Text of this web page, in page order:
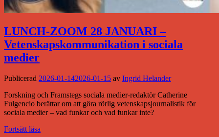
LUNCH-ZOOM 28 JANUARI –
Vetenskapskommunikation i sociala
medier
Publicerad 2026-01-142026-01-15 av Ingrid Helander
Forskning och Framstegs sociala medier-redaktör Catherine
Fulgencio berättar om att göra rörlig vetenskapsjournalistik för
sociala medier – vad funkar och vad funkar inte?
Fortsätt läsa